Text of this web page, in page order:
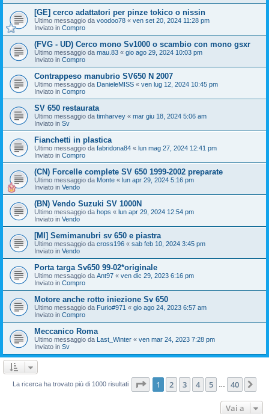
[GE] cerco adattatori per pinze tokico o nissin
Ultimo messaggio da voodoo78 « ven set 20, 2024 11:28 pm
Inviato in Compro
(FVG - UD) Cerco mono Sv1000 o scambio con mono gsxr
Ultimo messaggio da mau.83 « gio ago 29, 2024 10:03 pm
Inviato in Compro
Contrappeso manubrio SV650 N 2007
Ultimo messaggio da DanieleMISS « ven lug 12, 2024 10:45 pm
Inviato in Compro
SV 650 restaurata
Ultimo messaggio da timharvey « mar giu 18, 2024 5:06 am
Inviato in Sv
Fianchetti in plastica
Ultimo messaggio da fabridona84 « lun mag 27, 2024 12:41 pm
Inviato in Compro
(CN) Forcelle complete SV 650 1999-2002 preparate
Ultimo messaggio da Monte « lun apr 29, 2024 5:16 pm
Inviato in Vendo
(BN) Vendo Suzuki SV 1000N
Ultimo messaggio da hops « lun apr 29, 2024 12:54 pm
Inviato in Vendo
[MI] Semimanubri sv 650 e piastra
Ultimo messaggio da cross196 « sab feb 10, 2024 3:45 pm
Inviato in Vendo
Porta targa Sv650 99-02*originale
Ultimo messaggio da Ant97 « ven dic 29, 2023 6:16 pm
Inviato in Compro
Motore anche rotto iniezione Sv 650
Ultimo messaggio da Furio#971 « gio ago 24, 2023 6:57 am
Inviato in Compro
Meccanico Roma
Ultimo messaggio da Last_Winter « ven mar 24, 2023 7:28 pm
Inviato in Sv
La ricerca ha trovato più di 1000 risultati Pagina di 40
1 2 3 4 5 40
Vai a